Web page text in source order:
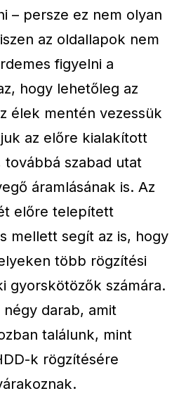
– persze ez nem olyan
az oldallapok nem
figyelni a
hogy lehetőleg az
élek mentén vezessük
az előre kialakított
továbbá szabad utat
áramlásának is. Az
előre telepített
mellett segít az is, hogy
több rögzítési
gyorskötözők számára.
négy darab, amit
találunk, mint
k rögzítésére